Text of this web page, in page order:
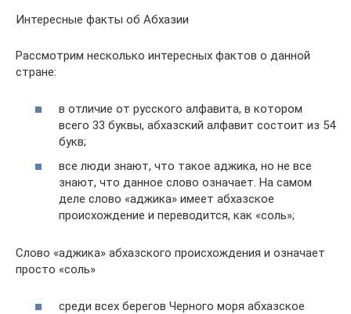
Интересные факты об Абхазии
Рассмотрим несколько интересных фактов о данной
стране:
в отличие от русского алфавита, в котором
всего 33 буквы, абхазский алфавит состоит из 54
букв;
все люди знают, что такое аджика, но не все
знают, что данное слово означает. На самом
деле слово «аджика» имеет абхазское
происхождение и переводится, как «соль»;
Слово «аджика» абхазского происхождения и означает
просто «соль»
среди всех берегов Черного моря абхазское